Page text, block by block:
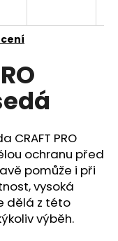
CRAFT PRO
ochranu před
pomůže i při
vysoká
dělá z této
výběh.